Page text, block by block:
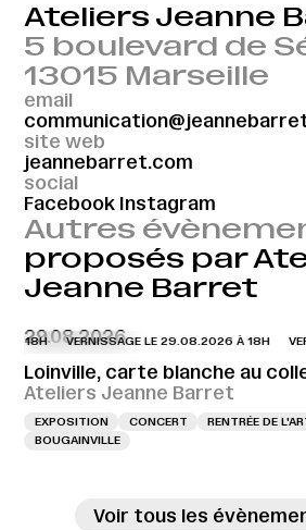
Ateliers Jeanne
5 boulevard de
13015 Marseille
email
site web
jeannebarret.com
social
Facebook Instagram
Autres
proposés par
Jeanne Barret
29.08.2026
À 18H VERNISSAGE LE 29.08.2026 À 18H
Loinville, carte blanche au
Ateliers Jeanne Barret
EXPOSITION CONCERT
RENTRÉE DE
BOUGAINVILLE
Voir tous les